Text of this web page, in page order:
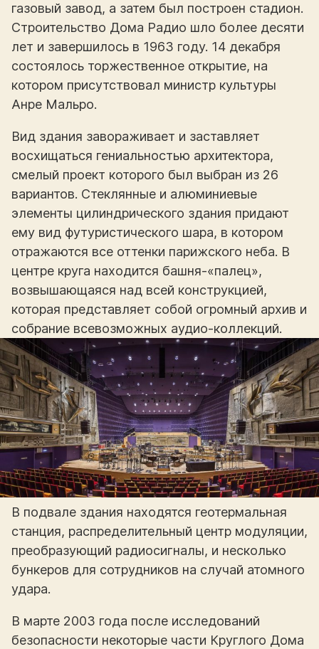
газовый завод, а затем был построен стадион.
Строительство Дома Радио шло более десяти
лет и завершилось в 1963 году. 14 декабря
состоялось торжественное открытие, на
котором присутствовал министр культуры
Анре Мальро.
Вид здания завораживает и заставляет
восхищаться гениальностью архитектора,
смелый проект которого был выбран из 26
вариантов. Стеклянные и алюминиевые
элементы цилиндрического здания придают
ему вид футуристического шара, в котором
отражаются все оттенки парижского неба. В
центре круга находится башня-«палец»,
возвышающаяся над всей конструкцией,
которая представляет собой огромный архив и
собрание всевозможных аудио-коллекций.
В подвале здания находятся геотермальная
станция, распределительный центр модуляции,
преобразующий радиосигналы, и несколько
бункеров для сотрудников на случай атомного
удара.
В марте 2003 года после исследований
безопасности некоторые части Круглого Дома